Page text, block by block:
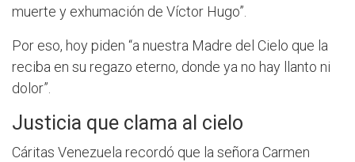
muerte y exhumación de Víctor Hugo”.
Por eso, hoy piden “a nuestra Madre del Cielo que la
reciba en su regazo eterno, donde ya no hay llanto ni
dolor”.
Justicia que clama al cielo
Cáritas Venezuela recordó que la señora Carmen